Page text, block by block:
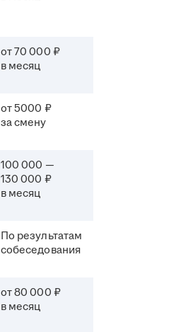
от 70 000 ₽
в месяц
от 5000 ₽
за смену
100 000 —
130 000 ₽
в месяц
По результатам
собеседования
от 80 000 ₽
в месяц